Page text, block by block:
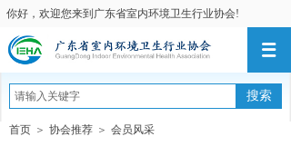
你好，欢迎您来到广东省室内环境卫生行业协会!
搜索
首页 ＞ 协会推荐 ＞ 会员风采